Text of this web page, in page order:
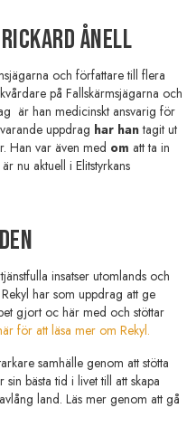
Ånell
och författare till flera
på Fallskärmsjägarna och
är han medicinskt ansvarig för
uppdrag har hantagit ut
Han var även med om att ta in
nu aktuell i Elitstyrkans
insatser utomlands och
har som uppdrag att ge
gjort oc här med och stöttar
för att läsa mer om Rekyl.
samhälle genom att stötta
bästa tid i livet till att skapa
land. Läs mer genom att gå